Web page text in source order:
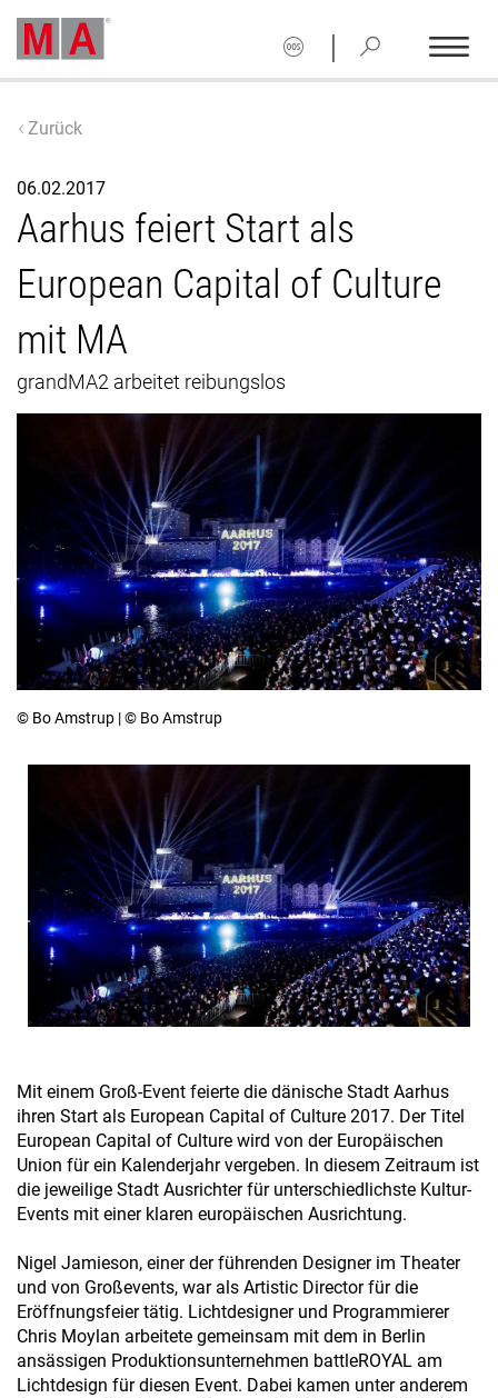
|
Zurück
06.02.2017
Aarhus feiert Start als
European Capital of Culture
mit MA
grandMA2 arbeitet reibungslos
© Bo Amstrup | © Bo Amstrup
Mit einem Groß-Event feierte die dänische Stadt Aarhus
ihren Start als European Capital of Culture 2017. Der Titel
European Capital of Culture wird von der Europäischen
Union für ein Kalenderjahr vergeben. In diesem Zeitraum ist
die jeweilige Stadt Ausrichter für unterschiedlichste Kultur-
Events mit einer klaren europäischen Ausrichtung.
Nigel Jamieson, einer der führenden Designer im Theater
und von Großevents, war als Artistic Director für die
Eröffnungsfeier tätig. Lichtdesigner und Programmierer
Chris Moylan arbeitete gemeinsam mit dem in Berlin
ansässigen Produktionsunternehmen battleROYAL am
Lichtdesign für diesen Event. Dabei kamen unter anderem